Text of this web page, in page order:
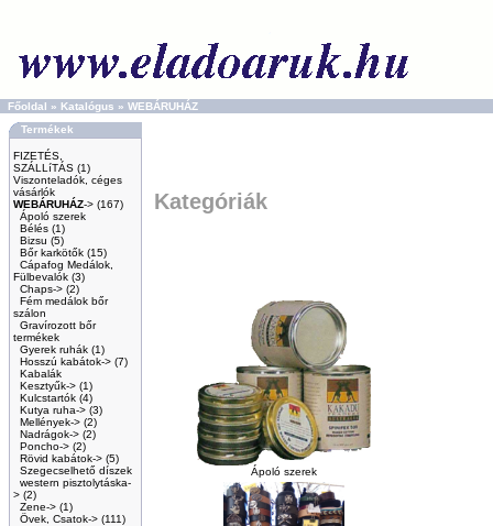
Főoldal » Katalógus » WEBÁRUHÁZ
Termékek
FIZETÉS,
SZÁLLíTÁS (1)
Viszonteladók, céges
vásárlók
WEBÁRUHÁZ-> (167)
Ápoló szerek
Bélés (1)
Bizsu (5)
Bőr karkötők (15)
Cápafog Medálok,
Fülbevalók (3)
Chaps-> (2)
Fém medálok bőr
szálon
Gravírozott bőr
termékek
Gyerek ruhák (1)
Hosszú kabátok-> (7)
Kabalák
Kesztyűk-> (1)
Kulcstartók (4)
Kutya ruha-> (3)
Mellények-> (2)
Nadrágok-> (2)
Poncho-> (2)
Rövid kabátok-> (5)
Szegecselhető díszek
western pisztolytáska-
> (2)
Zene-> (1)
Övek, Csatok-> (111)
Kategóriák
Ápoló szerek